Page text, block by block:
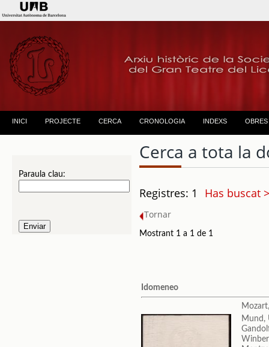
INICI PROJECTE CERCA CRONOLOGIA INDEXS OBRES
Paraula clau:
Cerca a tota la
Registres: 1 Has buscat
Tornar
Mostrant 1 a 1 de 1
Idomeneo
Mund,